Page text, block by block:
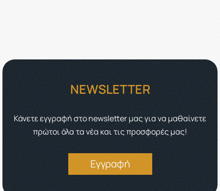
NEWSLETTER
Κάνετε εγγραφή στο newsletter μας για να μαθαίνετε
πρώτοι όλα τα νέα και τις προσφορές μας!
Εγγραφή